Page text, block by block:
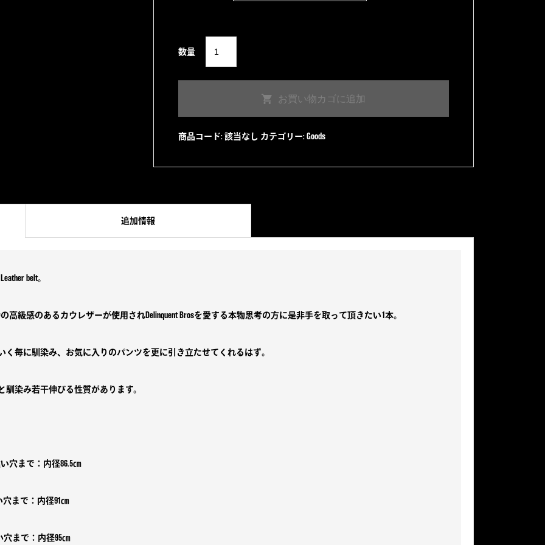
数量
Studs
お買い物カゴに追加
商品コード:該当なし カテゴリー:Goods
追加情報
belt。
高級感のあるカウレザーが使用されDelinquent Brosを愛する本物思考の方に是非手を取って頂きたい1本。
毎に馴染み、お気に入りのパンツを更に引き立たせてくれるはず。
染み若干伸びる性質があります。
穴まで：内径86.5㎝
まで：内径91㎝
まで：内径95㎝